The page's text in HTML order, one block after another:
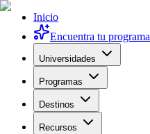
Inicio
Encuentra tu programa
Universidades
Programas
Destinos
Recursos